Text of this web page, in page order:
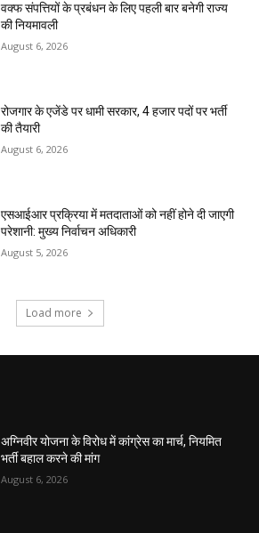
वक्फ संपत्तियों के प्रबंधन के लिए पहली बार बनेगी राज्य
की नियमावली
August 6, 2026
रोजगार के एजेंडे पर धामी सरकार, 4 हजार पदों पर भर्ती
की तैयारी
August 6, 2026
एसआईआर प्रक्रिया में मतदाताओं को नहीं होने दी जाएगी
परेशानी: मुख्य निर्वाचन अधिकारी
August 5, 2026
Load more
अग्निवीर योजना के विरोध में कांग्रेस का मार्च, नियमित
भर्ती बहाल करने की मांग
August 6, 2026